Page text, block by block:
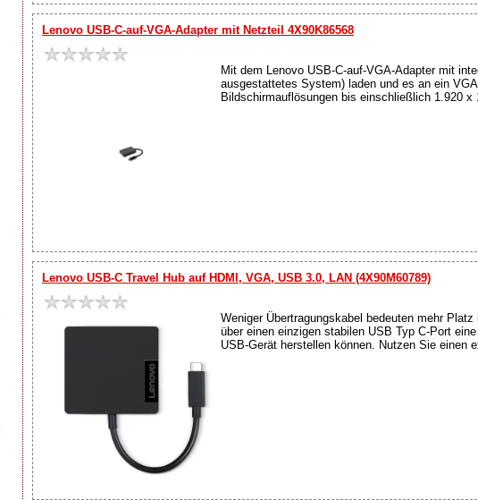
Lenovo USB-C-auf-VGA-Adapter mit Netzteil 4X90K86568
Mit dem Lenovo USB-C-auf-VGA-Adapter mit
ausgestattetes System) laden und es an ein
Bildschirmauflösungen bis einschließlich 1.920 x
Lenovo USB-C Travel Hub auf HDMI, VGA, USB 3.0, LAN (4X90M60789)
Weniger Übertragungskabel bedeuten mehr
über einen einzigen stabilen USB Typ C-Port
USB-Gerät herstellen können. Nutzen Sie einen